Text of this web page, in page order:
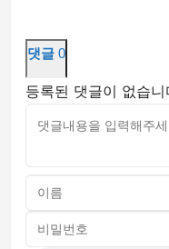
댓글 0
등록된 댓글이 없습니